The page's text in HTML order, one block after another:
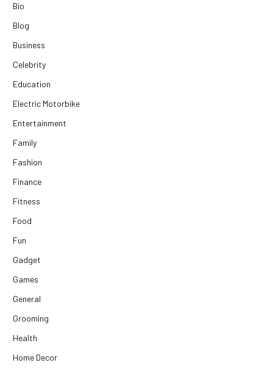
Bio
Blog
Business
Celebrity
Education
Electric Motorbike
Entertainment
Family
Fashion
Finance
Fitness
Food
Fun
Gadget
Games
General
Grooming
Health
Home Decor